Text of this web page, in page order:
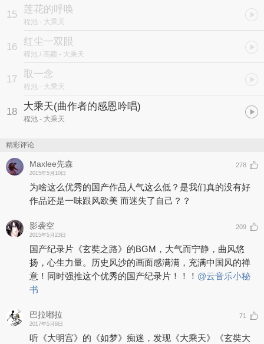
15 莲花的呼唤
程池 - 大乘天
16 红尘一双眼
程池 / 高颖 - 大乘天
17 取一念
程池 - 大乘天
18 大乘天(曲作者的感恩吟唱)
程池 - 大乘天
精彩评论
Maxlee先森
2015年5月10日
278
为啥这么优秀的国产作品人气这么低？是我们真的没有好
作品还是一味跟风欧美 而迷失了自己？？
影袭空
2015年5月23日
209
国产纪录片《玄奘之路》的BGM，大气而宁静，曲风悠
扬，心生力量。历史风沙的画面感满满，充满中国风的禅
意！同时强推这个优秀的国产纪录片！！！ @云音乐小秘
书
巴拉嘟拉
2017年5月9日
71
听《大明宫》的《如梦》痴迷，发现《大乘天》《玄奘大